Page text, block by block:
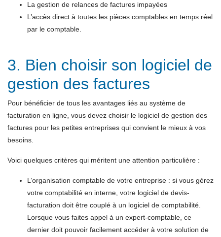
La gestion de relances de factures impayées
L’accès direct à toutes les pièces comptables en temps réel
par le comptable.
3. Bien choisir son logiciel de
gestion des factures
Pour bénéficier de tous les avantages liés au système de
facturation en ligne, vous devez choisir le logiciel de gestion des
factures pour les petites entreprises qui convient le mieux à vos
besoins.
Voici quelques critères qui méritent une attention particulière :
L’organisation comptable de votre entreprise : si vous gérez
votre comptabilité en interne, votre logiciel de devis-
facturation doit être couplé à un logiciel de comptabilité.
Lorsque vous faites appel à un expert-comptable, ce
dernier doit pouvoir facilement accéder à votre solution de